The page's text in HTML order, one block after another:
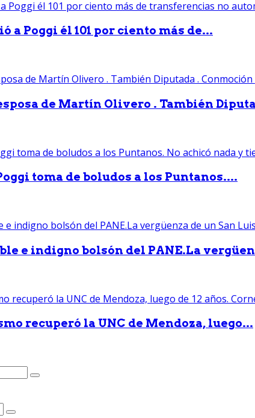
a Poggi él 101 por ciento más de...
de Martín Olivero . También
toma de boludos a los Puntanos....
e indigno bolsón del PANE.La
recuperó la UNC de Mendoza, luego...